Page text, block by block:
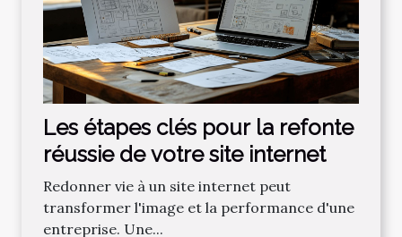
Les étapes clés pour la refonte
réussie de votre site internet
Redonner vie à un site internet peut
transformer l'image et la performance d'une
entreprise. Une...